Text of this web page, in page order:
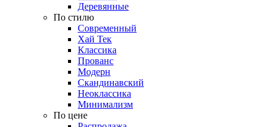
Деревянные
По стилю
Современный
Хай Тек
Классика
Прованс
Модерн
Скандинавский
Неоклассика
Минимализм
По цене